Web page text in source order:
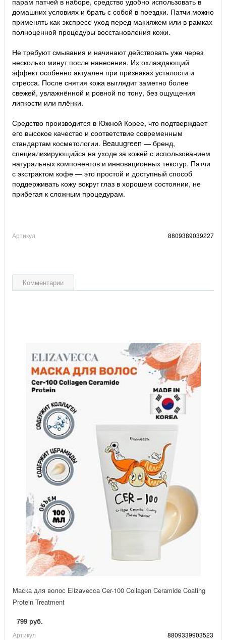
домашних условиях и брать с собой в поездки. Патчи можно
применять как экспресс-уход перед макияжем или в рамках
полноценной процедуры восстановления кожи.
Не требуют смывания и начинают действовать уже через
несколько минут после нанесения. Их охлаждающий
эффект особенно актуален при признаках усталости и
стресса. После снятия кожа выглядит заметно более
свежей, увлажнённой и ровной по тону, без ощущения
липкости или плёнки.
Средство производится в Южной Корее, что подтверждает
его высокое качество и соответствие современным
стандартам косметологии. Beauugreen — бренд,
специализирующийся на уходе за кожей с использованием
натуральных компонентов и инновационных текстур. Патчи
с экстрактом кофе — это простой и доступный способ
поддерживать кожу вокруг глаз в хорошем состоянии, не
прибегая к сложным процедурам.
Артикул 8809389039227
Комментарии
Маска для волос Elizavecca Cer-100 Collagen Ceramide Coating
Protein Treatment
799 руб.
Артикул 8809339903523